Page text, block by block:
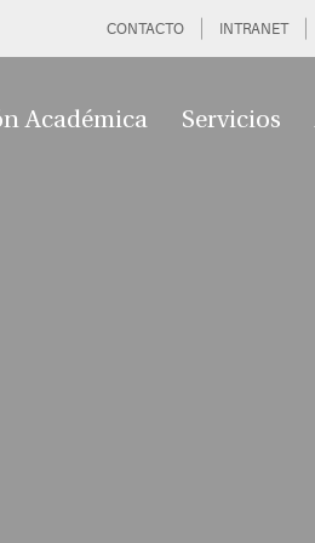
CONTACTO INTRANET
Académica Servicios